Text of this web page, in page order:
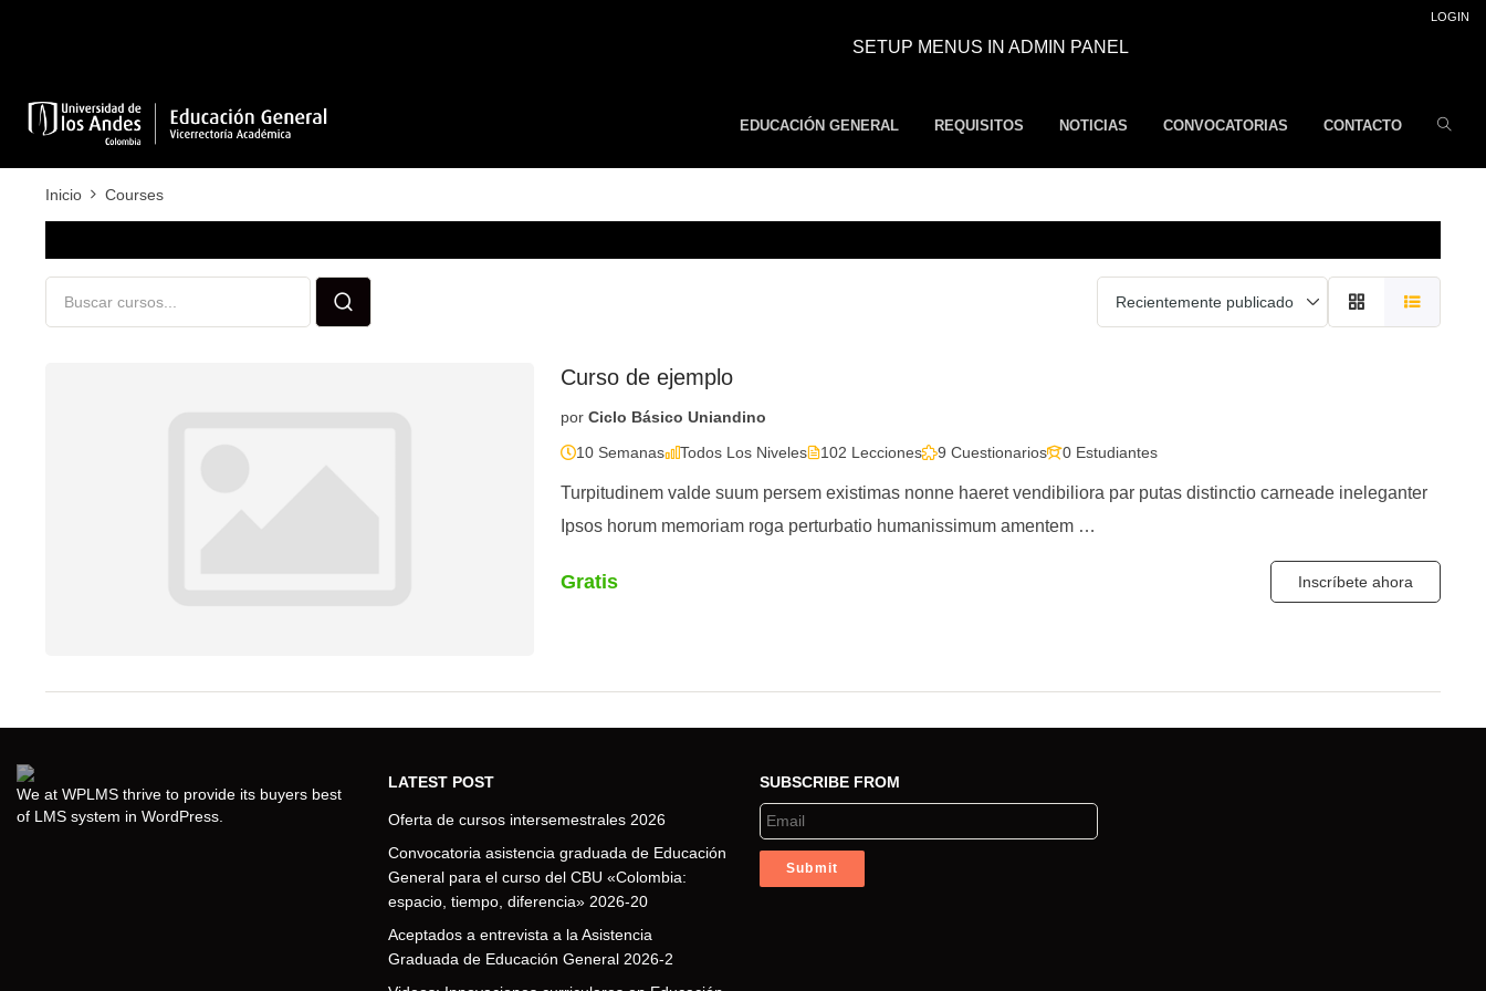
LOGIN
SETUP MENUS IN ADMIN PANEL
EDUCACIÓN GENERAL REQUISITOS NOTICIAS CONVOCATORIAS CONTACTO
Inicio Courses
Curso de ejemplo
por Ciclo Básico Uniandino
10 Semanas
Todos Los Niveles 102 Lecciones 9 Cuestionarios 0 Estudiantes
Turpitudinem valde suum persem existimas nonne haeret vendibiliora par putas distinctio carneade ineleganter
Ipsos horum memoriam roga perturbatio humanissimum amentem …
Gratis Inscríbete ahora
We at WPLMS thrive to provide its buyers best
of LMS system in WordPress.
LATEST POST
Oferta de cursos intersemestrales 2026
Convocatoria asistencia graduada de Educación
General para el curso del CBU «Colombia:
espacio, tiempo, diferencia» 2026-20
Aceptados a entrevista a la Asistencia
Graduada de Educación General 2026-2
SUBSCRIBE FROM